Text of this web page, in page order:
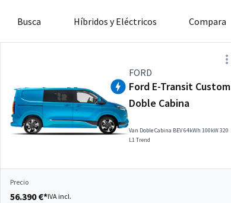
Busca Híbridos y Eléctricos Compara
FORD
Ford E-Transit Custom
Doble Cabina
Van Doble Cabina BEV 64kWh 100kW 320
L1 Trend
Precio
56.390 €*IVA incl.